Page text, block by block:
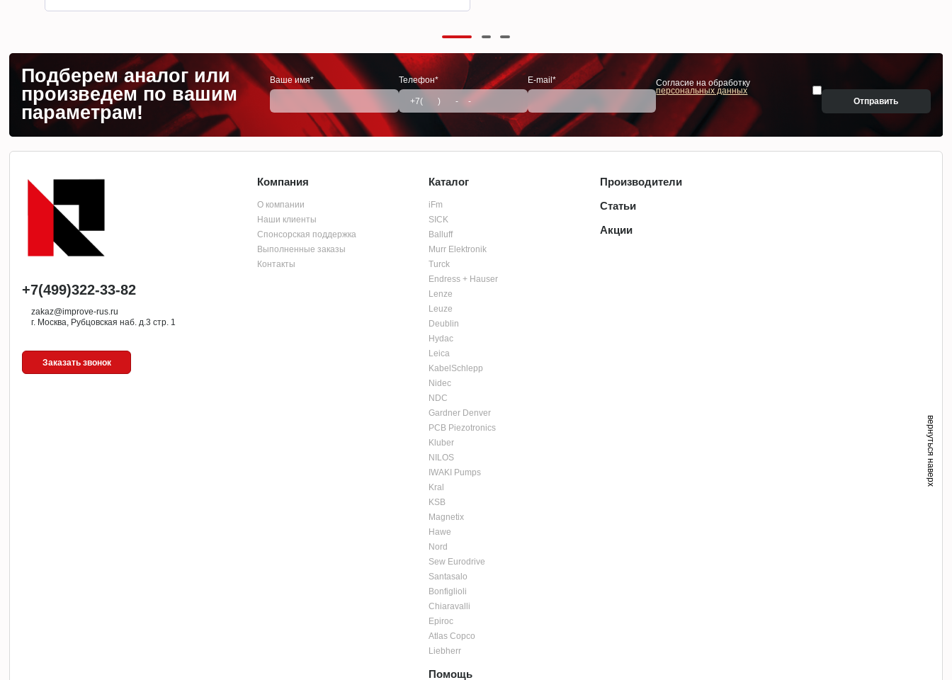
Подберем аналог или
произведем по вашим
параметрам!
Ваше имя* Телефон* E-mail*
Согласие на обработку
персональных данных
Отправить
+7(499)322-33-82
zakaz@improve-rus.ru
г. Москва, Рубцовская наб. д.3 стр. 1
Заказать звонок
Компания
О компании
Наши клиенты
Спонсорская поддержка
Выполненные заказы
Контакты
Каталог
iFm
SICK
Balluff
Murr Elektronik
Turck
Endress + Hauser
Lenze
Leuze
Deublin
Hydac
Leica
KabelSchlepp
Nidec
NDC
Gardner Denver
PCB Piezotronics
Kluber
NILOS
IWAKI Pumps
Kral
KSB
Magnetix
Hawe
Nord
Sew Eurodrive
Santasalo
Bonfiglioli
Chiaravalli
Epiroc
Atlas Copco
Liebherr
Помощь
Производители
Статьи
Акции
вернуться наверх